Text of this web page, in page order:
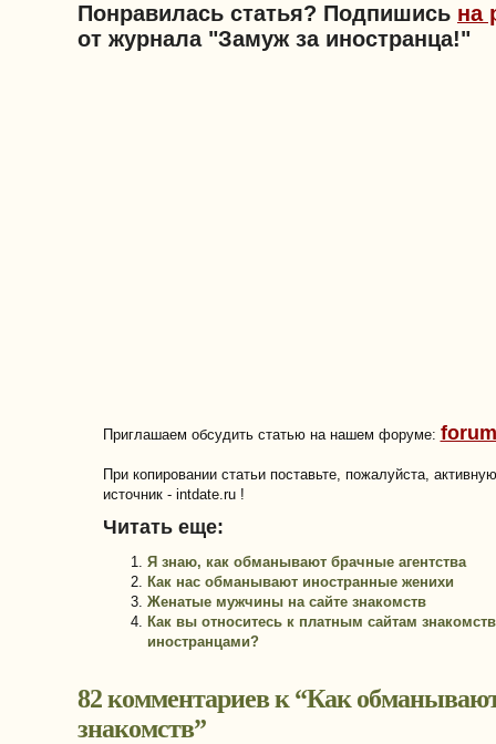
Понравилась статья? Подпишись на
от журнала "Замуж за иностранца!"
Приглашаем обсудить статью на нашем форуме:
При копировании статьи поставьте, пожалуйста,
источник - intdate.ru !
Читать еще:
Я знаю, как обманывают брачные агентства
Как нас обманывают иностранные женихи
Женатые мужчины на сайте знакомств
Как вы относитесь к платным сайтам
иностранцами?
82 комментариев к “Как
знакомств”